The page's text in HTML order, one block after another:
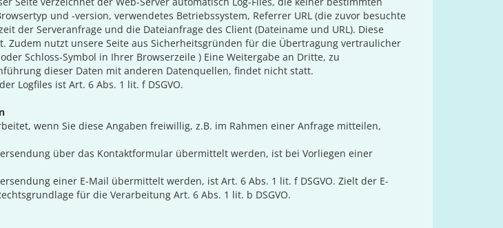
und -version, verwendetes Betriebssystem, Referrer URL (die zuvor besuchte
der Serveranfrage und die Dateianfrage des Client (Dateiname und URL). Diese
Zudem nutzt unsere Seite aus Sicherheitsgründen für die Übertragung vertraulicher
Schloss-Symbol in Ihrer Browserzeile ) Eine Weitergabe an Dritte, zu
dieser Daten mit anderen Datenquellen, findet nicht statt.
Logfiles ist Art. 6 Abs. 1 lit. f DSGVO.
wenn Sie diese Angaben freiwillig, z.B. im Rahmen einer Anfrage mitteilen,
über das Kontaktformular übermittelt werden, ist bei Vorliegen einer
einer E-Mail übermittelt werden, ist Art. 6 Abs. 1 lit. f DSGVO. Zielt der E-
für die Verarbeitung Art. 6 Abs. 1 lit. b DSGVO.